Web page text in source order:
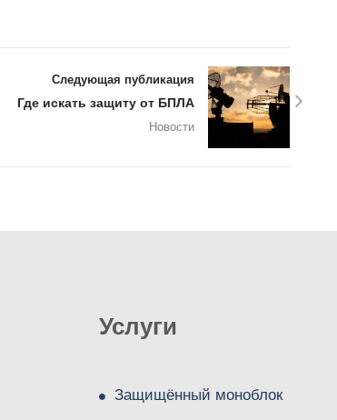
Следующая публикация
Где искать защиту от БПЛА
Новости
Услуги
Защищённый моноблок